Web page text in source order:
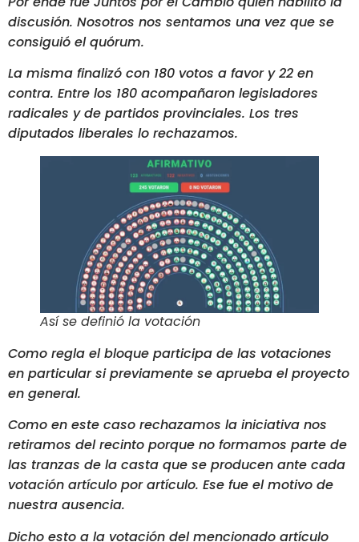
discusión. Nosotros nos sentamos una vez que se
consiguió el quórum.
La misma finalizó con 180 votos a favor y 22 en
contra. Entre los 180 acompañaron legisladores
radicales y de partidos provinciales. Los tres
diputados liberales lo rechazamos.
Así se definió la votación
Como regla el bloque participa de las votaciones
en particular si previamente se aprueba el proyecto
en general.
Como en este caso rechazamos la iniciativa nos
retiramos del recinto porque no formamos parte de
las tranzas de la casta que se producen ante cada
votación artículo por artículo. Ese fue el motivo de
nuestra ausencia.
Dicho esto a la votación del mencionado artículo